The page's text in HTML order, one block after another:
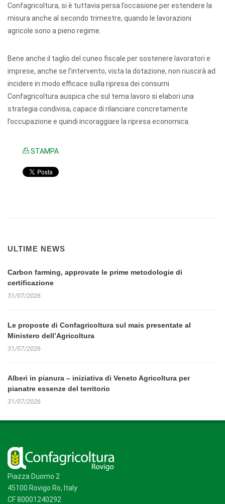
Confagricoltura, si è tuttavia persa l’occasione per estendere la
misura anche al secondo trimestre, quando le lavorazioni
agricole sono a pieno regime.
Bene anche il taglio del cuneo fiscale per sostenere lavoratori e
imprese, anche se l’intervento, vista la dotazione, non riuscirà ad
incidere in modo efficace sulla ripresa dei consumi.
Confagricoltura auspica che sul tema lavoro si elabori una
strategia condivisa, capace di rilanciare concretamente
l’occupazione e quindi incoraggiare la ripresa economica.
STAMPA
ULTIME NEWS
Carbon farming, approvate le prime metodologie di
certificazione
31/07/2026
Le proposte di Confagricoltura sul mais presentate al
Ministero dell’Agricoltura
31/07/2026
Alberi in pianura – iniziativa di Veneto Agricoltura per
pianatre essenze del territorio
31/07/2026
Piazza Duomo 2
45100 Rovigo Ro, Italy
CF 80001240292